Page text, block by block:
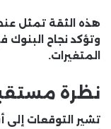
هذه الثقة تمثل
وتؤكد نجاح
المتغيرات.
نظرة
تشير التوقعات